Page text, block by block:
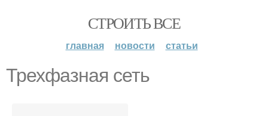
СТРОИТЬ ВСЕ
главная новости статьи
Трехфазная сеть